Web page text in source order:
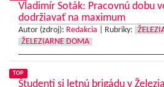
Vladimír Soták: Pracovnú dobu
dodržiavať na maximum
Autor (zdroj): Redakcia Rubriky:
ŽELEZIARNE DOMA
TOP
Študenti si letnú brigádu v